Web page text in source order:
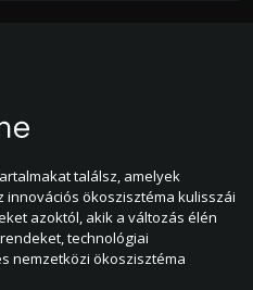
találsz, amelyek
ökoszisztéma kulisszái
azoktól, akik a változás élén
technológiai
nemzetközi ökoszisztéma